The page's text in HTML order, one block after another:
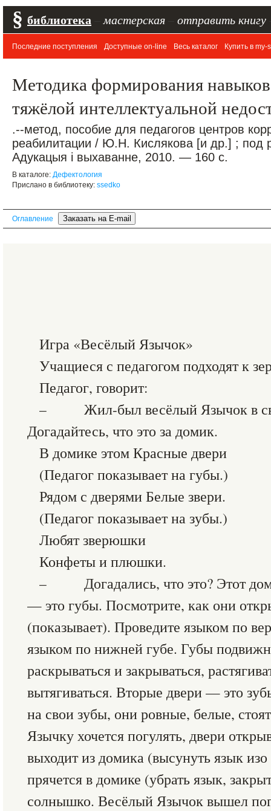
§ библиотека мастерская отправить книгу
Последние поступления Доступные on-line Весь каталог Купить в my-
Методика формирования
тяжёлой интеллектуальной
.--метод, пособие для педагогов центров
реабилитации / Ю.Н. Кислякова [и др.] ;
Адукацыя і выхаванне, 2010. — 160 с.
В каталоге: Дефектология
Прислано в библиотеку: ssedko
Оглавление
Игра «Весёлый Язычок»
Учащиеся с педагогом подходят к
Педагог, говорит:
– Жил-был весёлый Язычок в
Догадайтесь, что это за домик.
В домике этом Красные двери
(Педагог показывает на губы.)
Рядом с дверями Белые звери.
(Педагог показывает на зубы.)
Любят зверюшки
Конфеты и плюшки.
– Догадались, что это? Этот
— это губы. Посмотрите, как они
(показывает). Проведите языком по
языком по нижней губе. Губы
раскрываться и закрываться,
вытягиваться. Вторые двери — это
на свои зубы, они ровные, белые,
Язычку хочется погулять, двери
выходит из домика (высунуть язык
прячется в домике (убрать язык,
солнышко. Весёлый Язычок вышел